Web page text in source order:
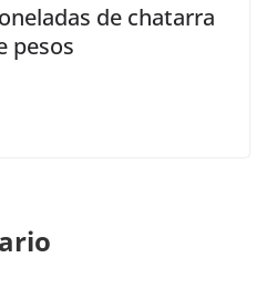
de chatarra
pesos